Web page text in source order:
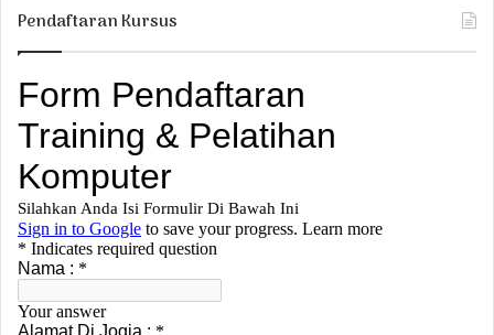
Pendaftaran Kursus